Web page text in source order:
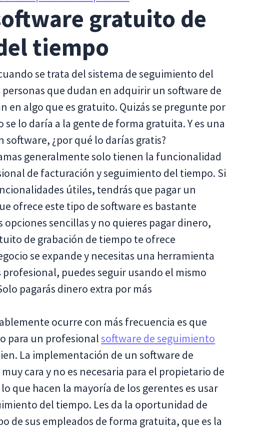
gratuito de
tiempo
se trata del sistema de seguimiento del
que dudan en adquirir un software de
en algo que es gratuito. Quizás se pregunte por
lo daría a la gente de forma gratuita. Y es una
¿por qué lo darías gratis?
generalmente solo tienen la funcionalidad
de facturación y seguimiento del tiempo. Si
útiles, tendrás que pagar un
ofrece este tipo de software es bastante
sencillas y no quieres pagar dinero,
de grabación de tiempo te ofrece
se expande y necesitas una herramienta
puedes seguir usando el mismo
pagarás dinero extra por más
ocurre con más frecuencia es que
para un profesionalsoftware de seguimiento
La implementación de un software de
cara y no es necesaria para el propietario de
que hacen la mayoría de los gerentes es usar
del tiempo. Les da la oportunidad de
de sus empleados de forma gratuita, que es la